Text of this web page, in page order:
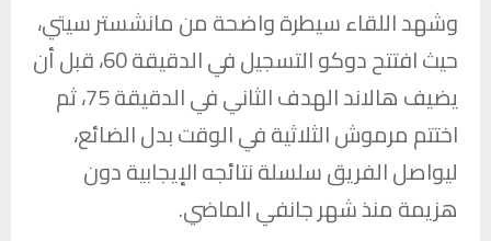
وشهد اللقاء سيطرة واضحة من مانشستر سيتي،
حيث افتتح دوكو التسجيل في الدقيقة 60، قبل أن
يضيف هالاند الهدف الثاني في الدقيقة 75، ثم
اختتم مرموش الثلاثية في الوقت بدل الضائع،
ليواصل الفريق سلسلة نتائجه الإيجابية دون
هزيمة منذ شهر جانفي الماضي.